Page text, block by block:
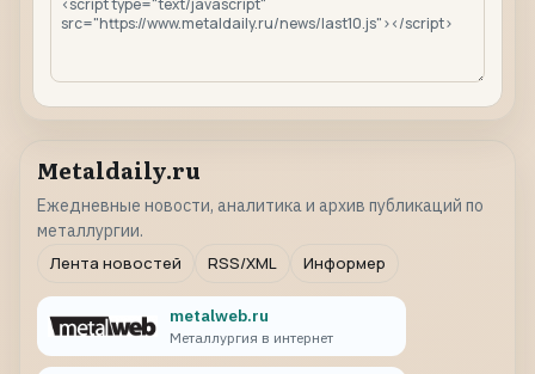
Metaldaily.ru
Ежедневные новости, аналитика и архив публикаций по
металлургии.
Лента новостей
RSS/XML Информер
metalweb.ru
Металлургия в интернет